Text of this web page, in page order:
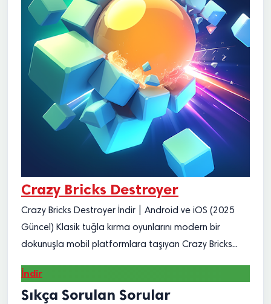
Crazy Bricks Destroyer
Crazy Bricks Destroyer İndir | Android ve iOS (2025
Güncel) Klasik tuğla kırma oyunlarını modern bir
dokunuşla mobil platformlara taşıyan Crazy Bricks...
İndir
Sıkça Sorulan Sorular